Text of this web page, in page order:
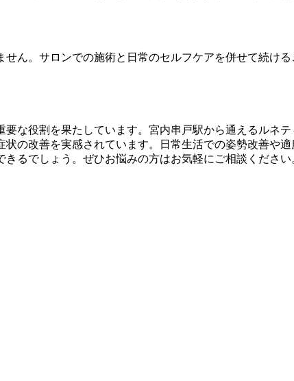
ん。サロンでの施術と日常のセルフケアを併せて続け
な役割を果たしています。宮内串戸駅から通えるルネ
の改善を実感されています。日常生活での姿勢改善や
るでしょう。ぜひお悩みの方はお気軽にご相談くださ